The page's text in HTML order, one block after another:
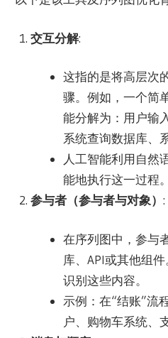
交互分解:
这指的是将高层次
骤。例如，一个简
能分解为：用户输
系统查询数据库、
人工智能利用自然
能地执行这一过程。
参与者（参与者与对象） :
在序列图中，参与
库、API或其他组
识别这些内容。
示例：在“结账”流
户、购物车系统、